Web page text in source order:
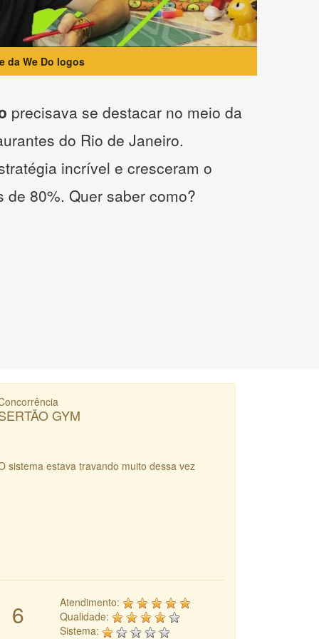
da We Do logos
precisava se destacar no meio da
do Rio de Janeiro.
incrível e cresceram o
de 80%. Quer saber como?
GYM
sistema estava travando muito dessa vez
6
Atendimento:
Qualidade:
Sistema: